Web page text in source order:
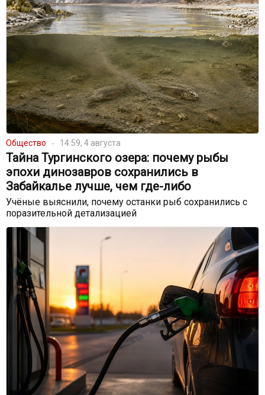
Общество 14:59, 4 августа
Тайна Тургинского озера: почему рыбы
эпохи динозавров сохранились в
Забайкалье лучше, чем где-либо
Учёные выяснили, почему останки рыб сохранились с
поразительной детализацией